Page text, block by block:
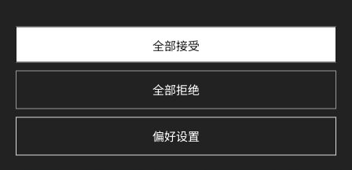
全部接受
全部拒绝
偏好设置